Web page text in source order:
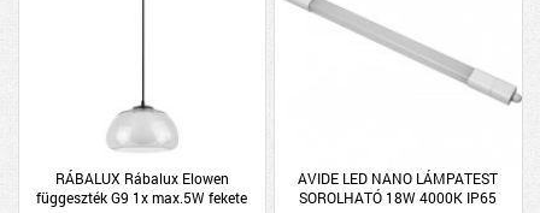
RÁBALUX Rábalux Elowen
függeszték G9 1x max.5W fekete
AVIDE LED NANO LÁMPATEST
SOROLHATÓ 18W 4000K IP65